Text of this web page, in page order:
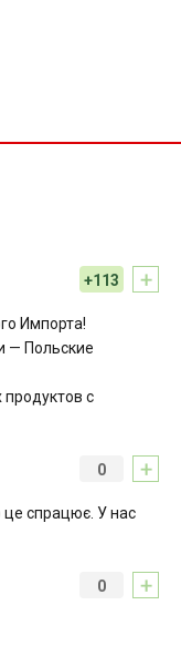
+
+113
Импорта!
— Польские
с
+
0
спрацює. У нас
+
0